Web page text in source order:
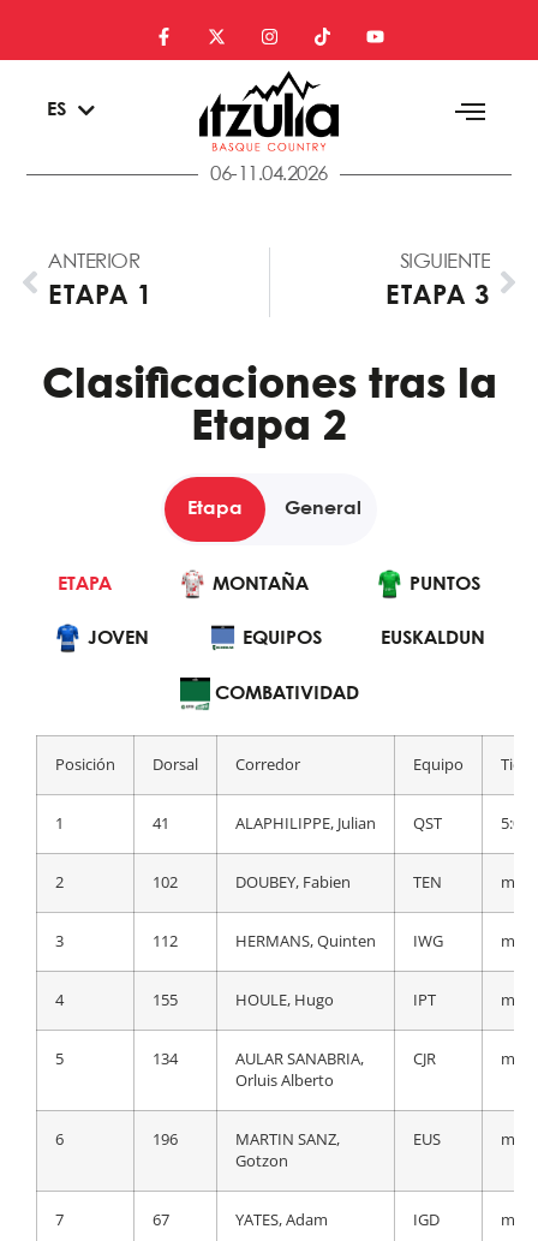
ES
EN
06-11.04.2026
ANTERIOR
ETAPA 1
SIGUIENTE
ETAPA 3
Clasificaciones tras la
Etapa 2
Etapa General
ETAPA MONTAÑA PUNTOS
JOVEN EQUIPOS EUSKALDUN
COMBATIVIDAD
Posición Dorsal Corredor Equipo
1 41 ALAPHILIPPE, Julian QST
2 102 DOUBEY, Fabien TEN m.t.
3 112 HERMANS, Quinten IWG m.t.
4 155 HOULE, Hugo IPT m.t.
5 134
AULAR SANABRIA,
Orluis Alberto
CJR m.t.
6 196
MARTIN SANZ,
Gotzon
EUS m.t.
7 67 YATES, Adam IGD m.t.
GENERAL MONTAÑA
PUNTOS JOVEN EQUIPOS
EUSKALDUN
Posición Dorsal Corredor Equipo
1 1 ROGLIC, Primoz TJV
2 44
EVENEPOEL,
QST a 5
YATES, Adam
6 86 VLASOV, Aleksandr BOH a 18
7 162 ARMIRAIL, Bruno GFC a 20